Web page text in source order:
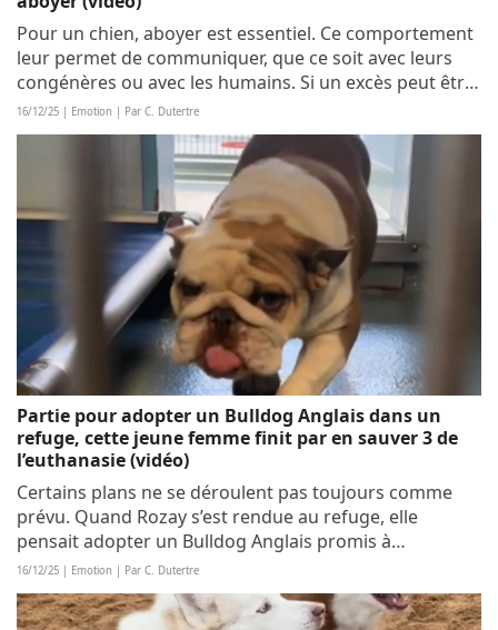
Pour un chien, aboyer est essentiel. Ce comportement
leur permet de communiquer, que ce soit avec leurs
congénères ou avec les humains. Si un excès peut être
exaspérant pour les maîtres, son absence est tout
aussi problématique, l’animal ne...
16/12/25 | Emotion | Par C. Dutertre
Partie pour adopter un Bulldog Anglais dans un
refuge, cette jeune femme finit par en sauver 3 de
l’euthanasie (vidéo)
Certains plans ne se déroulent pas toujours comme
prévu. Quand Rozay s’est rendue au refuge, elle
pensait adopter un Bulldog Anglais promis à
l’euthanasie. Mais lorsqu’elle a appris qu’il y en avait 2
de plus, elle n’a pas hésité et a ramené le...
16/12/25 | Emotion | Par C. Dutertre